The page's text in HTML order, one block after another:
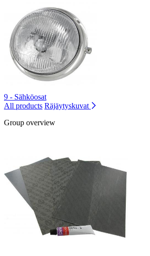
9 - Sähköosat
All products Räjäytyskuvat
Group overview